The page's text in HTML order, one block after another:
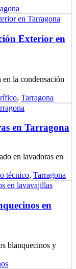
Exterior en
la condensación
, Tarragona
en Tarragona
en lavadoras en
técnico, Tarragona
en
blanquecinos y